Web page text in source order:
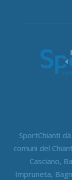
SportChianti
comuni del
Casciano,
Impruneta,